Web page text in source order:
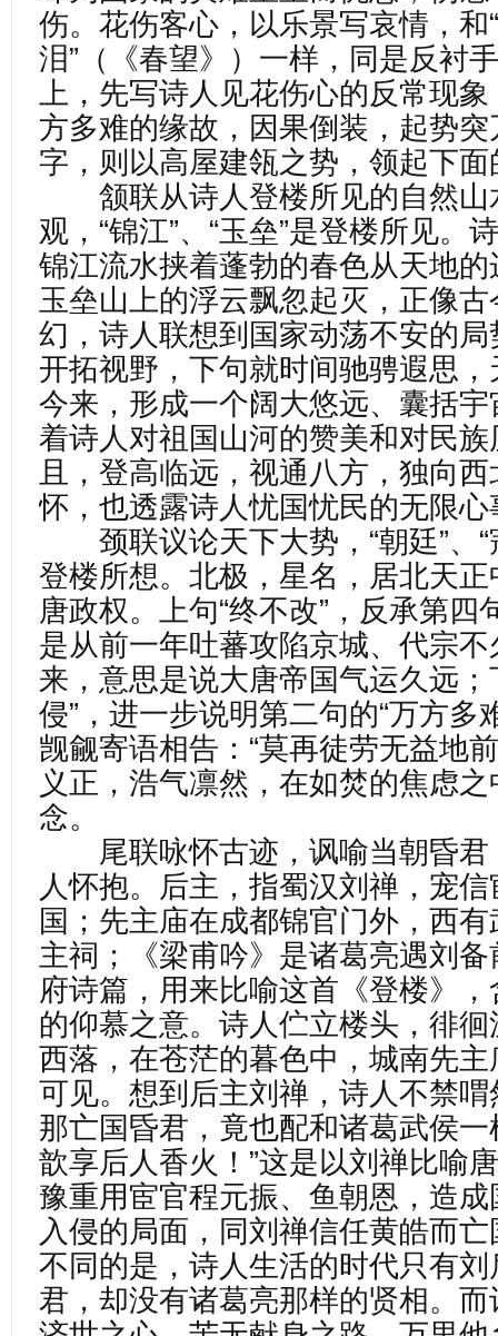
伤。花伤客心，以乐景写哀情，和
泪”（《春望》）一样，同是反衬
上，先写诗人见花伤心的反常现
方多难的缘故，因果倒装，起势突
字，则以高屋建瓴之势，领起下
颔联从诗人登楼所见的自然山
观，“锦江”、“玉垒”是登楼所见。
锦江流水挟着蓬勃的春色从天地
玉垒山上的浮云飘忽起灭，正像
幻，诗人联想到国家动荡不安的
开拓视野，下句就时间驰骋遐思
今来，形成一个阔大悠远、囊括
着诗人对祖国山河的赞美和对民
且，登高临远，视通八方，独向
怀，也透露诗人忧国忧民的无限心
颈联议论天下大势，“朝廷”、“
登楼所想。北极，星名，居北天
唐政权。上句“终不改”，反承第四
是从前一年吐蕃攻陷京城、代宗
来，意思是说大唐帝国气运久远；
侵”，进一步说明第二句的“万方多
觊觎寄语相告：“莫再徒劳无益地
义正，浩气凛然，在如焚的焦虑
念。
尾联咏怀古迹，讽喻当朝昏君
人怀抱。后主，指蜀汉刘禅，宠
国；先主庙在成都锦官门外，西
主祠；《梁甫吟》是诸葛亮遇刘
府诗篇，用来比喻这首《登楼》
的仰慕之意。诗人伫立楼头，徘
西落，在苍茫的暮色中，城南先
可见。想到后主刘禅，诗人不禁喟
那亡国昏君，竟也配和诸葛武侯
歆享后人香火！”这是以刘禅比喻
豫重用宦官程元振、鱼朝恩，造
入侵的局面，同刘禅信任黄皓而
不同的是，诗人生活的时代只有
君，却没有诸葛亮那样的贤相。